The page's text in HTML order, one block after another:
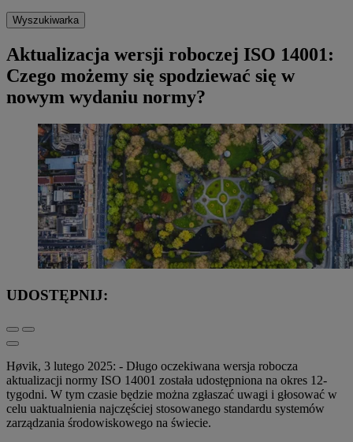
Wyszukiwarka
Aktualizacja wersji roboczej ISO 14001:
Czego możemy się spodziewać się w
nowym wydaniu normy?
UDOSTĘPNIJ:
Høvik, 3 lutego 2025: - Długo oczekiwana wersja robocza
aktualizacji normy ISO 14001 została udostępniona na okres 12-
tygodni. W tym czasie będzie można zgłaszać uwagi i głosować w
celu uaktualnienia najczęściej stosowanego standardu systemów
zarządzania środowiskowego na świecie.